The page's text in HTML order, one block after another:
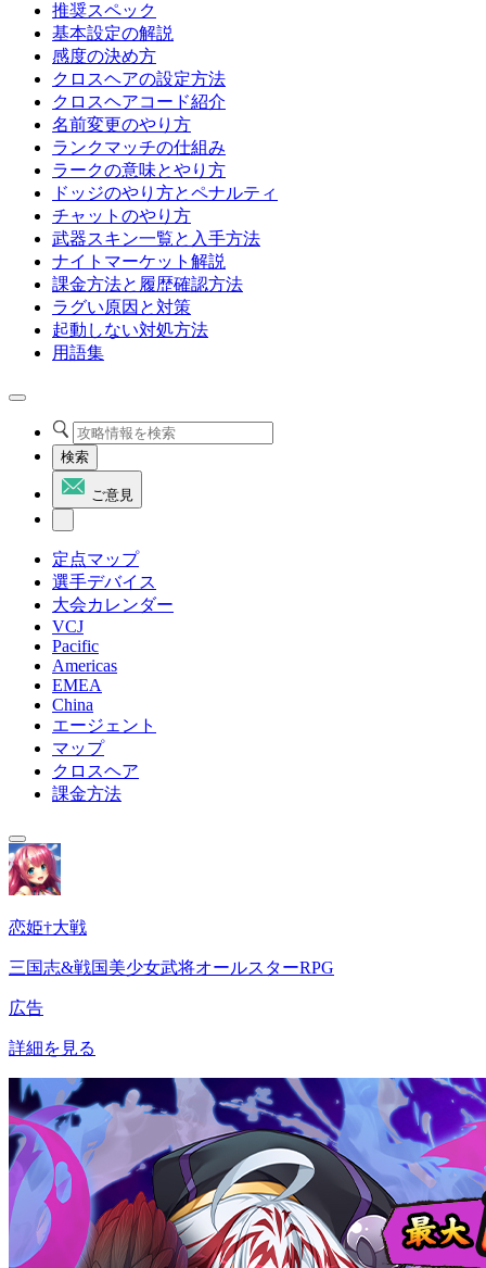
推奨スペック
基本設定の解説
感度の決め方
クロスヘアの設定方法
クロスヘアコード紹介
名前変更のやり方
ランクマッチの仕組み
ラークの意味とやり方
ドッジのやり方とペナルティ
チャットのやり方
武器スキン一覧と入手方法
ナイトマーケット解説
課金方法と履歴確認方法
ラグい原因と対策
起動しない対処方法
用語集
検索
ご意見
定点マップ
選手デバイス
大会カレンダー
VCJ
Pacific
Americas
EMEA
China
エージェント
マップ
クロスヘア
課金方法
恋姫†大戦
三国志&戦国美少女武将オールスターRPG
広告
詳細を見る